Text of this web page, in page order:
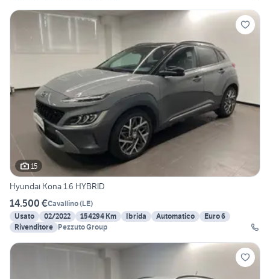
15
Hyundai Kona 1.6 HYBRID
14.500 €Cavallino(LE)
Usato
02/2022 154294 Km Ibrida Automatico
Euro 6
Rivenditore Pezzuto Group